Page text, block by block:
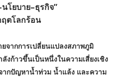
โยบาย–ธุรกิจ”
ตโลกร้อน
จากการเปลี่ยนแปลงสภาพภูมิ
งก้าวขึ้นเป็นหนึ่งในความเสี่ยงเชิง
ากปัญหาน้ำท่วม น้ำแล้ง และความ